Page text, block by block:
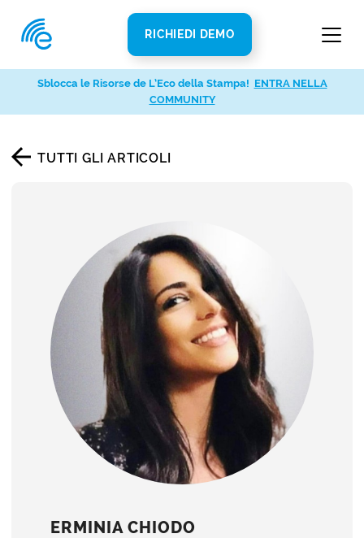
RICHIEDI DEMO
TUTTI GLI ARTICOLI
ERMINIA CHIODO
Sblocca le Risorse de L’Eco della Stampa! ENTRA NELLA
COMMUNITY